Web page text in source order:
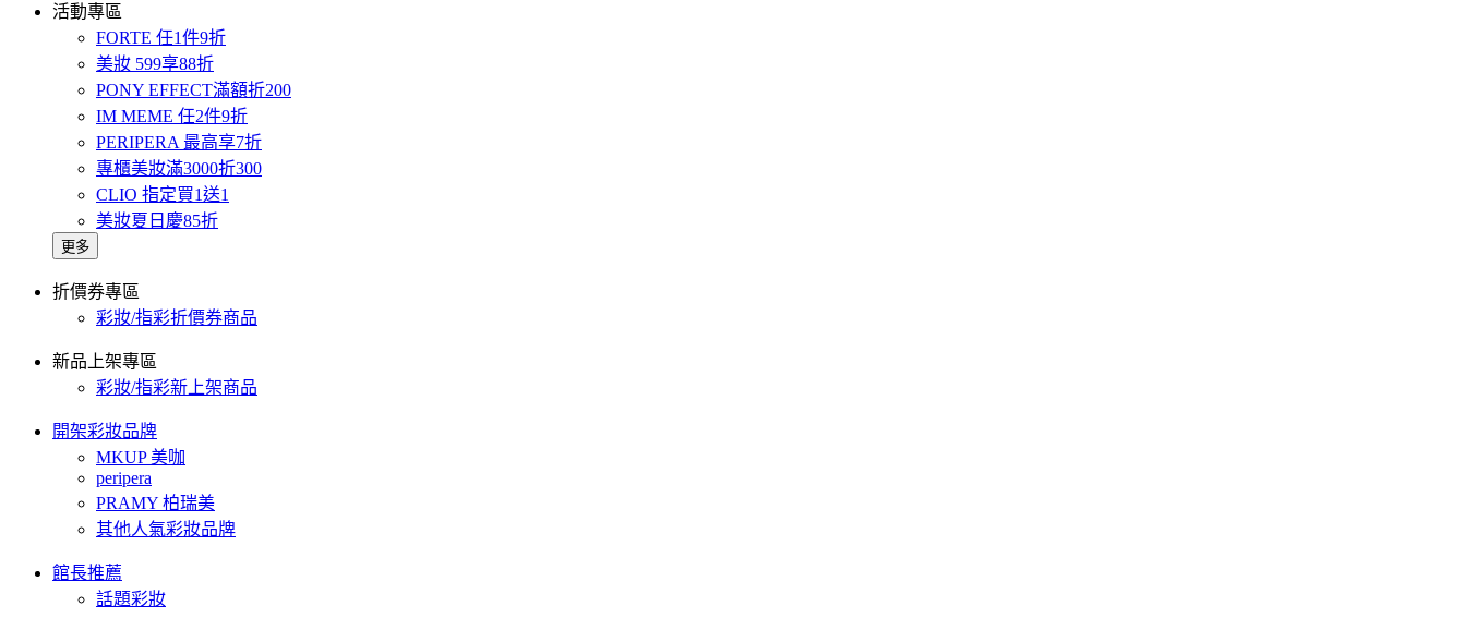
活動專區
FORTE 任1件9折
美妝 599享88折
PONY EFFECT滿額折200
IM MEME 任2件9折
PERIPERA 最高享7折
專櫃美妝滿3000折300
CLIO 指定買1送1
美妝夏日慶85折
更多
折價券專區
彩妝/指彩折價券商品
新品上架專區
彩妝/指彩新上架商品
開架彩妝品牌
MKUP 美咖
peripera
PRAMY 柏瑞美
其他人氣彩妝品牌
館長推薦
話題彩妝